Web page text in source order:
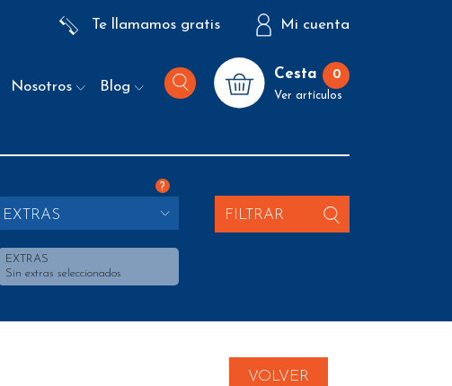
Te llamamos gratis Mi cuenta
Nosotros Blog
Cesta 0
Ver artículos
?
EXTRAS
EXTRAS
Sin extras seleccionados
FILTRAR
VOLVER